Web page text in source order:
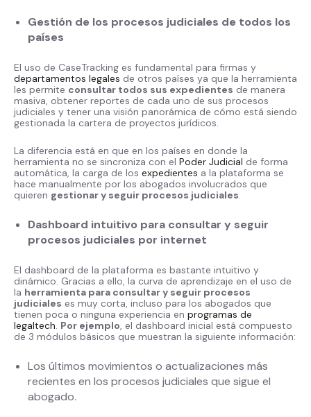
Gestión de los procesos judiciales de todos los
países
El uso de CaseTracking es fundamental para firmas y
departamentos legales de otros países ya que la herramienta
les permite consultar todos sus expedientes de manera
masiva, obtener reportes de cada uno de sus procesos
judiciales y tener una visión panorámica de cómo está siendo
gestionada la cartera de proyectos jurídicos.
La diferencia está en que en los países en donde la
herramienta no se sincroniza con el Poder Judicial de forma
automática, la carga de los expedientes a la plataforma se
hace manualmente por los abogados involucrados que
quieren gestionar y seguir procesos judiciales.
Dashboard intuitivo para consultar y seguir
procesos judiciales por internet
El dashboard de la plataforma es bastante intuitivo y
dinámico. Gracias a ello, la curva de aprendizaje en el uso de
la herramienta para consultar y seguir procesos
judiciales es muy corta, incluso para los abogados que
tienen poca o ninguna experiencia en programas de
legaltech. Por ejemplo, el dashboard inicial está compuesto
de 3 módulos básicos que muestran la siguiente información:
Los últimos movimientos o actualizaciones más
recientes en los procesos judiciales que sigue el
abogado.